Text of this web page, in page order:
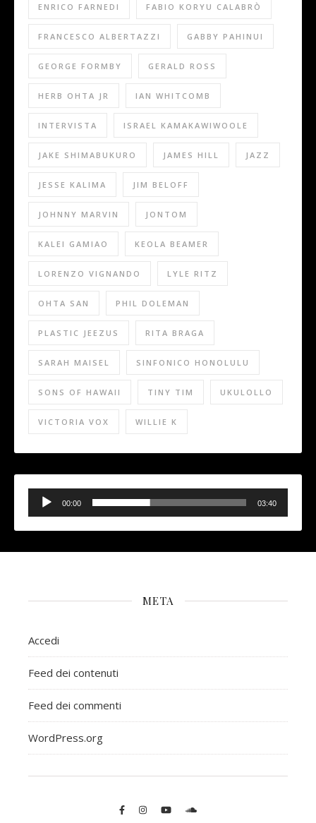
ENRICO FARNEDI FABIO KORYU CALABRÒ
FRANCESCO ALBERTAZZI GABBY PAHINUI
GEORGE FORMBY GERALD ROSS
HERB OHTA JR IAN WHITCOMB
INTERVISTA ISRAEL KAMAKAWIWOOLE
JAKE SHIMABUKURO JAMES HILL JAZZ
JESSE KALIMA JIM BELOFF
JOHNNY MARVIN JONTOM
KALEI GAMIAO KEOLA BEAMER
LORENZO VIGNANDO LYLE RITZ
OHTA SAN PHIL DOLEMAN
PLASTIC JEEZUS RITA BRAGA
SARAH MAISEL SINFONICO HONOLULU
SONS OF HAWAII TINY TIM UKULOLLO
VICTORIA VOX WILLIE K
Audio
Player
00:00 03:40
META
Accedi
Feed dei contenuti
Feed dei commenti
WordPress.org